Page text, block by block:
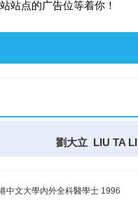
劉大立 LIU TA LI
中文大學內外全科醫學士 1996